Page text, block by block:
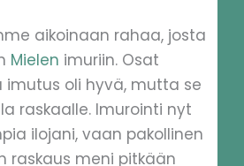
aikoinaan rahaa, josta
Mielen imuriin. Osat
oli hyvä, mutta se
raskaalle. Imurointi nyt
ilojani, vaan pakollinen
raskaus meni pitkään